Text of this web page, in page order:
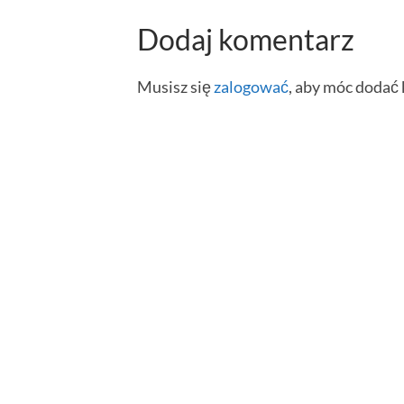
Dodaj komentarz
Musisz sięzalogować, aby móc